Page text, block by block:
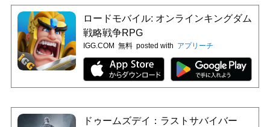
ロードモバイル: オンラインキングダム
戦略戦争RPG
IGG.COM 無料 posted with アプリーチ
ドゥームズデイ：ラストサバイバー